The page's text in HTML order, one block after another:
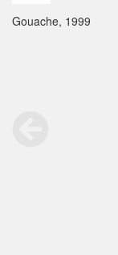
Gouache, 1999